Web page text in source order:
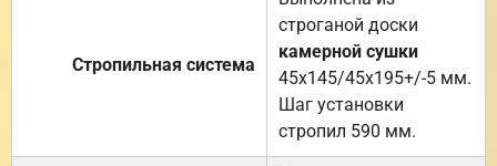
Стропильная система
строганой доски
камерной сушки
45х145/45х195+/-5 мм.
Шаг установки
стропил 590 мм.